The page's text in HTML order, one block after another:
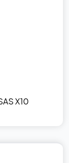
X10